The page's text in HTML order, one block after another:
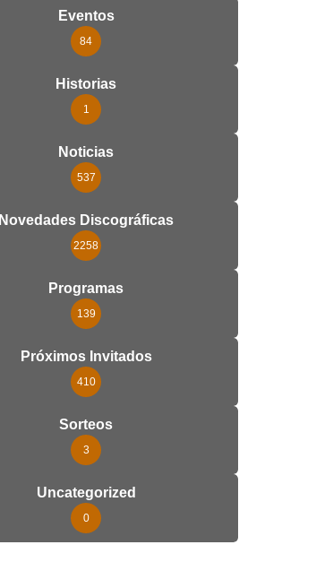
Eventos
84
Historias
1
Noticias
537
Novedades Discográficas
2258
Programas
139
Próximos Invitados
410
Sorteos
3
Uncategorized
0